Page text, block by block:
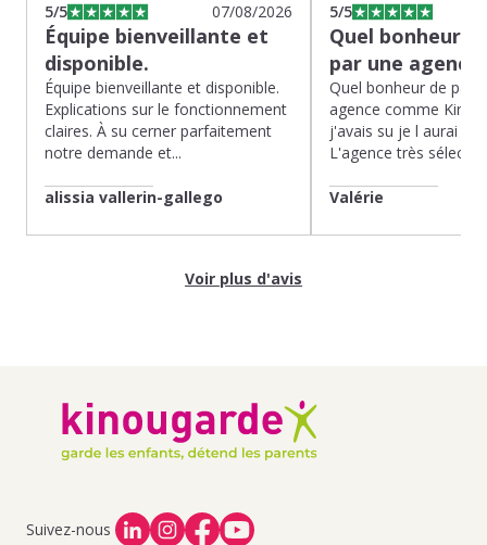
5/5 07/08/2026
Équipe bienveillante et
disponible.
Équipe bienveillante et disponible.
Explications sur le fonctionnement
claires. À su cerner parfaitement
notre demande et...
alissia vallerin-gallego
5/5
Quel bonheur
par une
Quel bonheur de
agence comme
j'avais su je l aurai
L'agence très
Valérie
Voir plus d'avis
Suivez-nous